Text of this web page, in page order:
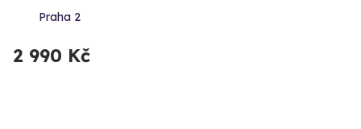
Praha 2
2 990 Kč